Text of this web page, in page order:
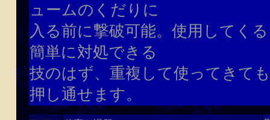
ュームのくだりに
入る前に撃破可能。使用してく
簡単に対処できる
技のはず、重複して使ってきて
押し通せます。